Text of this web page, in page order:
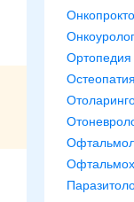
Ортопедия
Остеопатия